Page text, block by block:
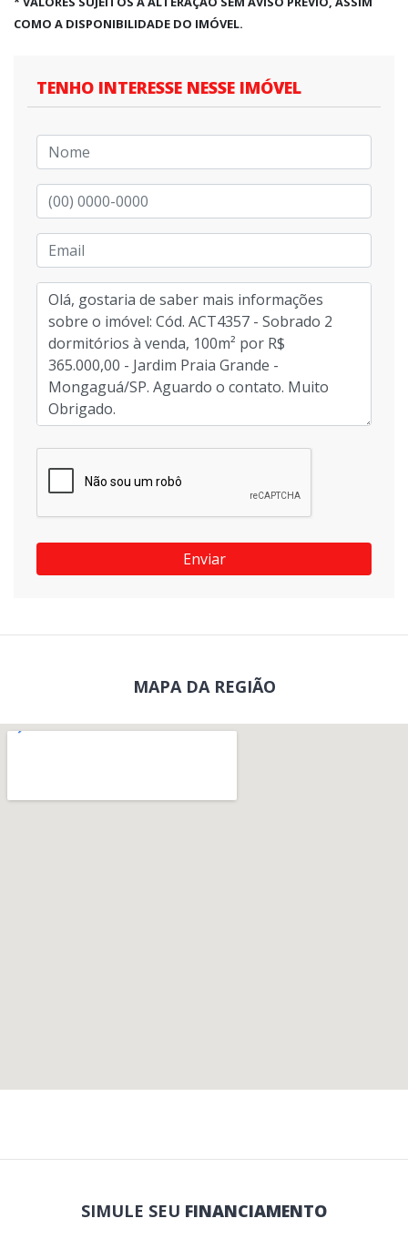
COMO A DISPONIBILIDADE DO IMÓVEL.
TENHO INTERESSE NESSE IMÓVEL
Enviar
MAPA DA REGIÃO
SIMULE SEU FINANCIAMENTO